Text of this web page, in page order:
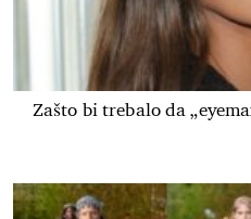
Zašto bi trebalo da